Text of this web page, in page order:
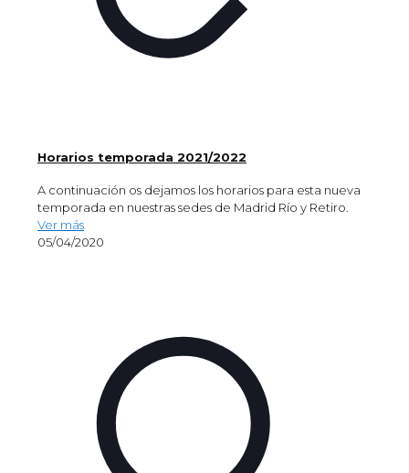
Horarios temporada 2021/2022
A continuación os dejamos los horarios para esta nueva
temporada en nuestras sedes de Madrid Río y Retiro.
Ver más
05/04/2020